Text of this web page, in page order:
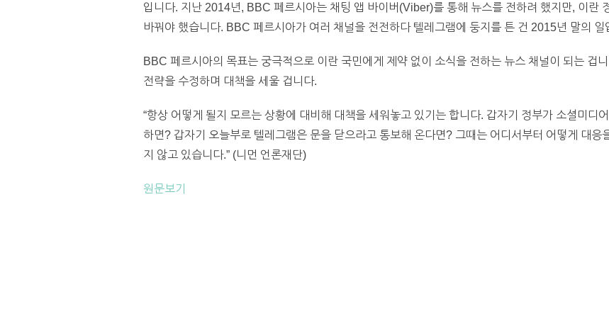
입니다. 지난 2014년, BBC 페르시아는 채팅 앱 바이버(Viber)를 통해 뉴스를 전하려 했지만, 이란
바꿔야 했습니다. BBC 페르시아가 여러 채널을 전전하다 텔레그램에 둥지를 튼 건 2015년 말의 일
BBC 페르시아의 목표는 궁극적으로 이란 국민에게 제약 없이 소식을 전하는 뉴스 채널이 되는 겁
전략을 수정하며 대책을 세울 겁니다.
“항상 어떻게 될지 모르는 상황에 대비해 대책을 세워놓고 있기는 합니다. 갑자기 정부가 소셜미디
하면? 갑자기 오늘부로 텔레그램은 문을 닫으라고 통보해 온다면? 그때는 어디서부터 어떻게 대응
지 않고 있습니다.” (니먼 언론재단)
원문보기